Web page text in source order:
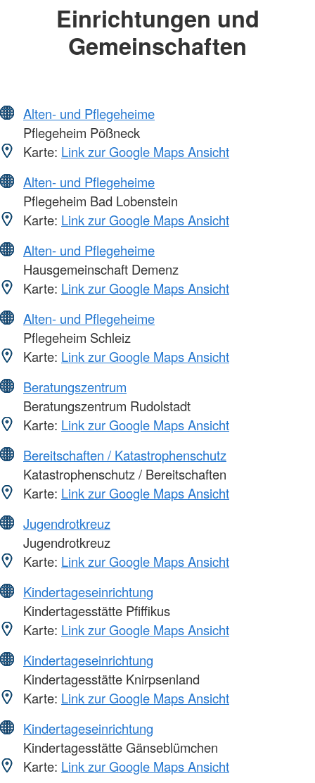
Einrichtungen und
Gemeinschaften
Alten- und Pflegeheime
Pflegeheim Pößneck
Karte: Link zur Google Maps Ansicht
Alten- und Pflegeheime
Pflegeheim Bad Lobenstein
Karte: Link zur Google Maps Ansicht
Alten- und Pflegeheime
Hausgemeinschaft Demenz
Karte: Link zur Google Maps Ansicht
Alten- und Pflegeheime
Pflegeheim Schleiz
Karte: Link zur Google Maps Ansicht
Beratungszentrum
Beratungszentrum Rudolstadt
Karte: Link zur Google Maps Ansicht
Bereitschaften / Katastrophenschutz
Katastrophenschutz / Bereitschaften
Karte: Link zur Google Maps Ansicht
Jugendrotkreuz
Jugendrotkreuz
Karte: Link zur Google Maps Ansicht
Kindertageseinrichtung
Kindertagesstätte Pfiffikus
Karte: Link zur Google Maps Ansicht
Kindertageseinrichtung
Kindertagesstätte Knirpsenland
Karte: Link zur Google Maps Ansicht
Kindertageseinrichtung
Kindertagesstätte Gänseblümchen
Karte: Link zur Google Maps Ansicht